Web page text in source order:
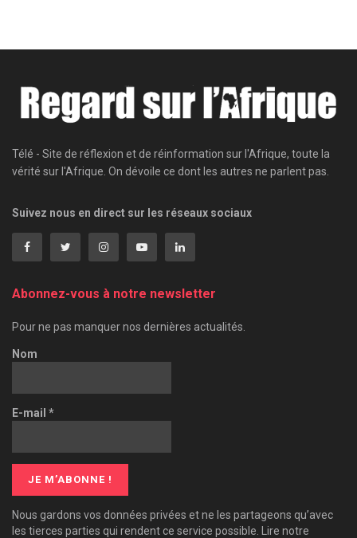
Télé - Site de réflexion et de réinformation sur l'Afrique, toute la
vérité sur l'Afrique. On dévoile ce dont les autres ne parlent pas.
Suivez nous en direct sur les réseaux sociaux
Abonnez-vous à notre newsletter
Pour ne pas manquer nos dernières actualités.
Nom
E-mail *
Nous gardons vos données privées et ne les partageons qu’avec
les tierces parties qui rendent ce service possible. Lire notre